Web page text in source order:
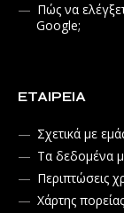
Πώς να
Google;
ΕΤΑΙΡΕΊΑ
Σχετικά με
Τα δεδομένα
Περιπτώσεις
Χάρτης πορείας